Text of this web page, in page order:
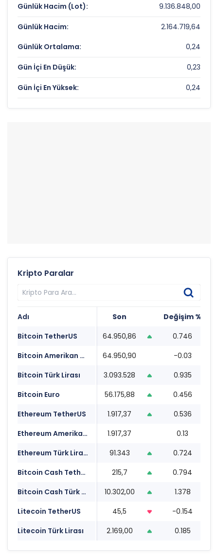
Günlük Hacim (Lot): 9.136.848,00
Günlük Hacim: 2.164.719,64
Günlük Ortalama: 0,24
Gün İçi En Düşük: 0,23
Gün İçi En Yüksek: 0,24
Kripto Paralar
Adı Son Değişim %
Bitcoin TetherUS
64.950,86 0.746
Bitcoin Amerikan Doları
64.950,90 -0.03
Bitcoin Türk Lirası
3.093.528 0.935
Bitcoin Euro
56.175,88 0.456
Ethereum TetherUS
1.917,37 0.536
Ethereum Amerikan Doları
1.917,37 0.13
Ethereum Türk Lirası
91.343 0.724
Bitcoin Cash TetherUS
215,7 0.794
Bitcoin Cash Türk Lirası
10.302,00 1.378
Litecoin TetherUS
45,5 -0.154
Litecoin Türk Lirası
2.169,00 0.185